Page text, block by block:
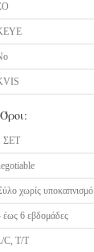
ΣΕΤ
χωρίς υποκαπνισμό
έως 6 εβδομάδες
C, T/T